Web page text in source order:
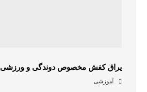
یراق کفش مخصوص دوندگی و ورزشی
آموزشی